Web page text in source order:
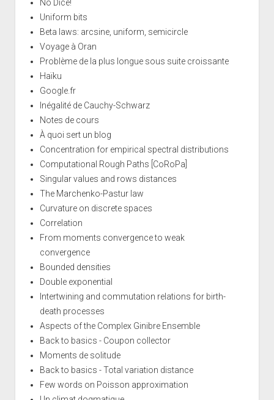
No Dice!
Uniform bits
Beta laws: arcsine, uniform, semicircle
Voyage à Oran
Problème de la plus longue sous suite croissante
Haïku
Google.fr
Inégalité de Cauchy-Schwarz
Notes de cours
À quoi sert un blog
Concentration for empirical spectral distributions
Computational Rough Paths [CoRoPa]
Singular values and rows distances
The Marchenko-Pastur law
Curvature on discrete spaces
Correlation
From moments convergence to weak
convergence
Bounded densities
Double exponential
Intertwining and commutation relations for birth-
death processes
Aspects of the Complex Ginibre Ensemble
Back to basics - Coupon collector
Moments de solitude
Back to basics - Total variation distance
Few words on Poisson approximation